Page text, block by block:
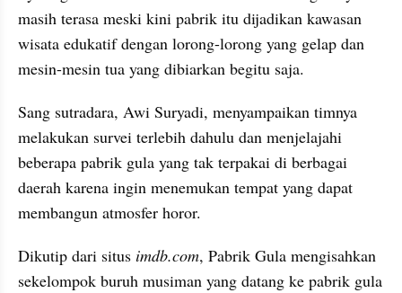
masih terasa meski kini pabrik itu dijadikan kawasan
wisata edukatif dengan lorong-lorong yang gelap dan
mesin-mesin tua yang dibiarkan begitu saja.
Sang sutradara, Awi Suryadi, menyampaikan timnya
melakukan survei terlebih dahulu dan menjelajahi
beberapa pabrik gula yang tak terpakai di berbagai
daerah karena ingin menemukan tempat yang dapat
membangun atmosfer horor.
Dikutip dari situs imdb.com, Pabrik Gula mengisahkan
sekelompok buruh musiman yang datang ke pabrik gula